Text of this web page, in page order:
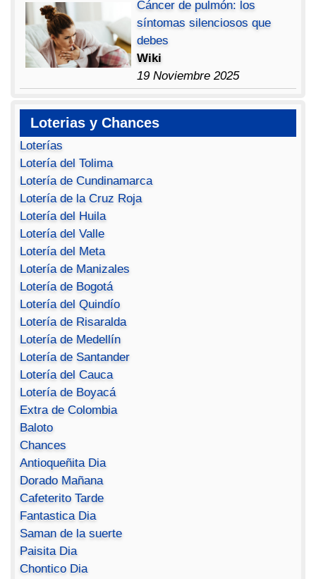
Cáncer de pulmón: los
síntomas silenciosos que
debes
Wiki
19 Noviembre 2025
Loterias y Chances
Loterías
Lotería del Tolima
Lotería de Cundinamarca
Lotería de la Cruz Roja
Lotería del Huila
Lotería del Valle
Lotería del Meta
Lotería de Manizales
Lotería de Bogotá
Lotería del Quindío
Lotería de Risaralda
Lotería de Medellín
Lotería de Santander
Lotería del Cauca
Lotería de Boyacá
Extra de Colombia
Baloto
Chances
Antioqueñita Dia
Dorado Mañana
Cafeterito Tarde
Fantastica Dia
Saman de la suerte
Paisita Dia
Chontico Dia